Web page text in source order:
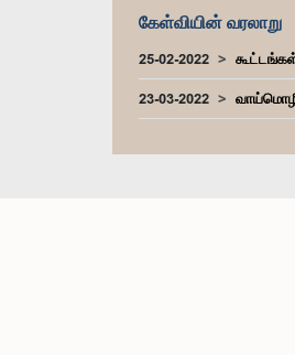
கேள்வியின் வரலாறு
25-02-2022
23-03-2022